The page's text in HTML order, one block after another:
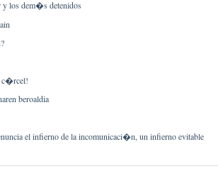
y los dem�s detenidos
c�rcel!
beroaldia
el infierno de la incomunicaci�n, un infierno evitable